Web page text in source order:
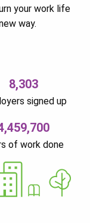
your work life
way.
8,303
signed up
of work done